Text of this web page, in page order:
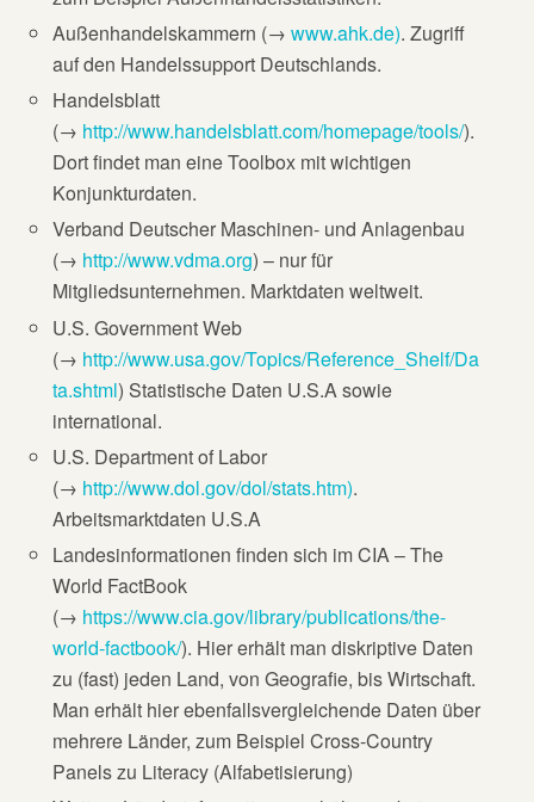
Außenhandelskammern (→www.ahk.de). Zugriff
auf den Handelssupport Deutschlands.
Handelsblatt
(→ http://www.handelsblatt.com/homepage/tools/).
Dort findet man eine Toolbox mit wichtigen
Konjunkturdaten.
Verband Deutscher Maschinen- und Anlagenbau
(→ http://www.vdma.org) – nur für
Mitgliedsunternehmen. Marktdaten weltweit.
U.S. Government Web
(→ http://www.usa.gov/Topics/Reference_Shelf/Da
ta.shtml) Statistische Daten U.S.A sowie
international.
U.S. Department of Labor
(→ http://www.dol.gov/dol/stats.htm).
Arbeitsmarktdaten U.S.A
Landesinformationen finden sich im CIA – The
World FactBook
(→ https://www.cia.gov/library/publications/the-
world-factbook/). Hier erhält man diskriptive Daten
zu (fast) jeden Land, von Geografie, bis Wirtschaft.
Man erhält hier ebenfallsvergleichende Daten über
mehrere Länder, zum Beispiel Cross-Country
Panels zu Literacy (Alfabetisierung)